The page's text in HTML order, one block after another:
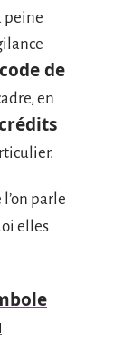
peine
code de
en
parle
elles